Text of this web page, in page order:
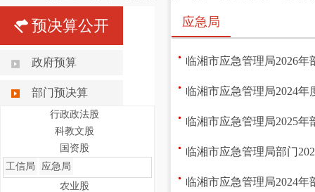
预决算公开
政府预算
部门预决算
行政政法股
科教文股
国资股
工信局
应急局
农业股
应急局
临湘市应急管理局2026年
临湘市应急管理局2024年
临湘市应急管理局2025年
临湘市应急管理局部门
临湘市应急管理局2024年